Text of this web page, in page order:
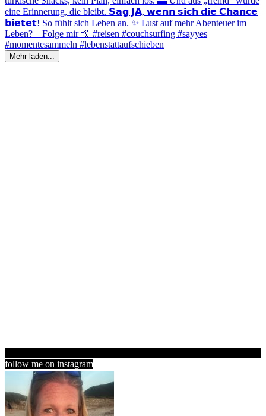
Mehr laden...
follow me on instagram